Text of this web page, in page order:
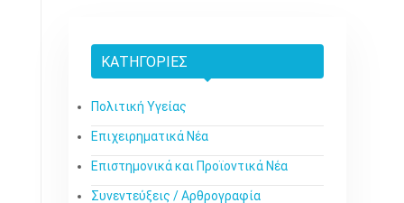
ΚΑΤΗΓΟΡΊΕΣ
Πολιτική Υγείας
Επιχειρηματικά Νέα
Επιστημονικά και Προϊοντικά Νέα
Συνεντεύξεις / Αρθρογραφία